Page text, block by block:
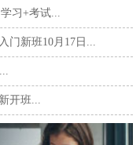
习+考试...
门新班10月17日...
开班...